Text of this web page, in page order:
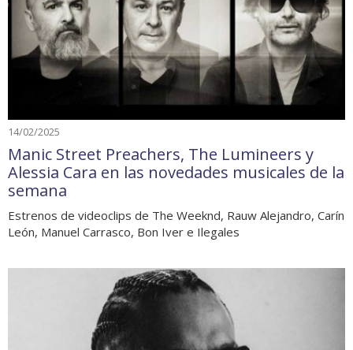
14/02/2025
Manic Street Preachers, The Lumineers y
Alessia Cara en las novedades musicales de la
semana
Estrenos de videoclips de The Weeknd, Rauw Alejandro, Carín
León, Manuel Carrasco, Bon Iver e Ilegales